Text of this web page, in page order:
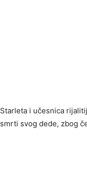
Starleta i učesnica
smrti svog dede, zbog